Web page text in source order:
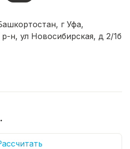
г Уфа,
н, ул Новосибирская, д 2/1б